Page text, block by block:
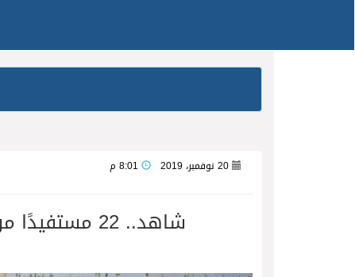
20 نوفمبر، 2019
شاهد.. 22 مستفيدًا من برنامج “فن النحت” بلجنة تنمية الأفلاج